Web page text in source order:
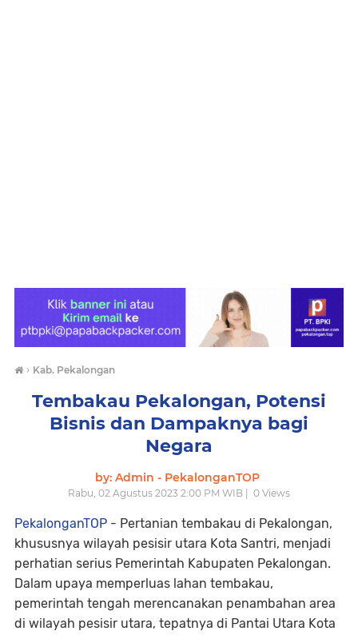
› Kab. Pekalongan
Tembakau Pekalongan, Potensi
Bisnis dan Dampaknya bagi
Negara
by: Admin - PekalonganTOP
Rabu, 02 Agustus 2023 2:00 PM WIB | 0 Views
PekalonganTOP - Pertanian tembakau di Pekalongan,
khususnya wilayah pesisir utara Kota Santri, menjadi
perhatian serius Pemerintah Kabupaten Pekalongan.
Dalam upaya memperluas lahan tembakau,
pemerintah tengah merencanakan penambahan area
di wilayah pesisir utara, tepatnya di Pantai Utara Kota